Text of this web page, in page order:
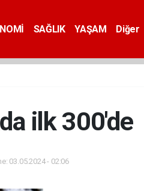
SAĞLIK YAŞAM Diğer
ilk 300'de
03.05.2024 - 02:06